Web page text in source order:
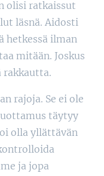
olisi ratkaissut
läsnä. Aidosti
hetkessä ilman
mitään. Joskus
rakkautta.
rajoja. Se ei ole
täytyy
olla yllättävän
ja jopa